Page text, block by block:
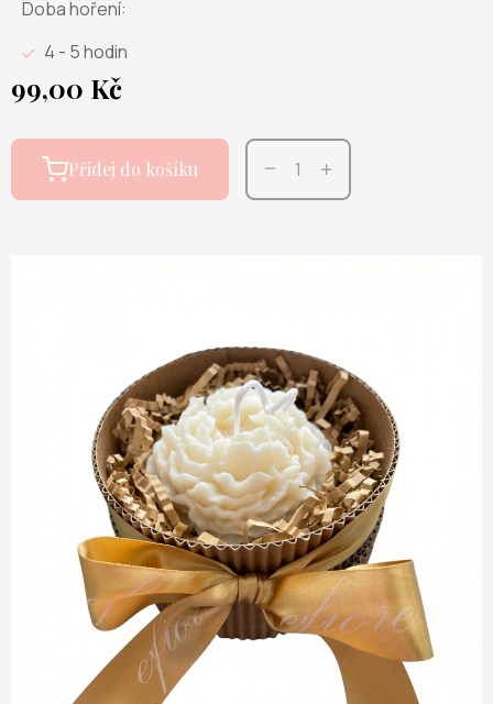
Doba hoření:
4 - 5 hodin
99,00 Kč
Přidej do košíku